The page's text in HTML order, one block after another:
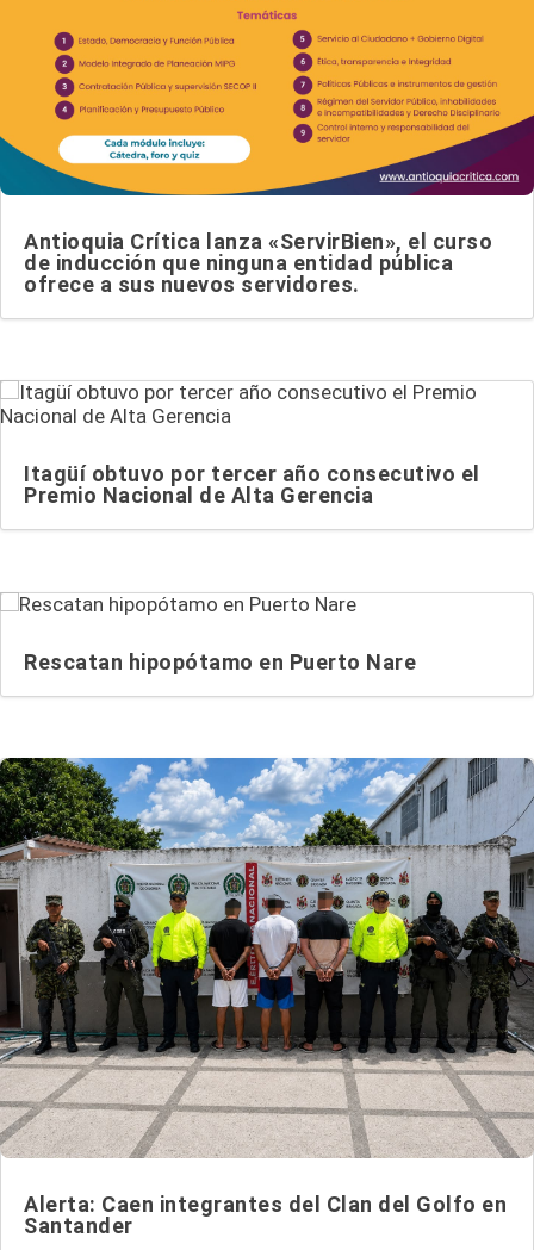
Antioquia Crítica lanza «ServirBien», el curso
de inducción que ninguna entidad pública
ofrece a sus nuevos servidores.
Itagüí obtuvo por tercer año consecutivo el
Premio Nacional de Alta Gerencia
Rescatan hipopótamo en Puerto Nare
Alerta: Caen integrantes del Clan del Golfo en
Santander